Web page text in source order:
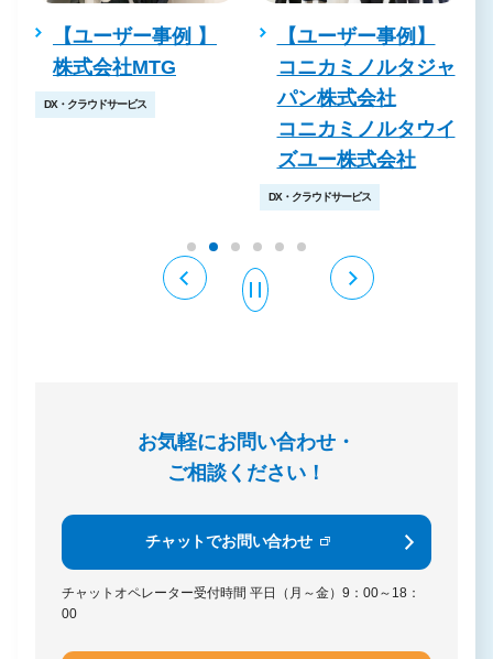
【ユーザー事例 】
株式会社MTG
DX・クラウドサービス
【ユーザー事例】
コニカミノルタジャ
パン株式会社
コニカミノルタウイ
ズユー株式会社
DX・クラウドサービス
お気軽にお問い合わせ・
ご相談ください！
チャットでお問い合わせ
チャットオペレーター受付時間 平日（月～金）9：00～18：
00